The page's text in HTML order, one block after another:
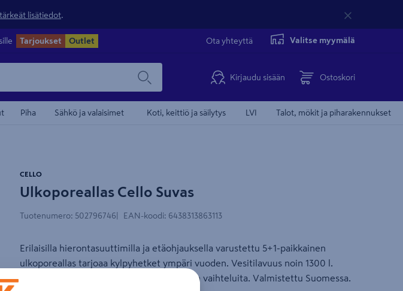
tärkeät lisätiedot
Tarjoukset Outlet Ota yhteyttä Valitse myymälä
Kirjaudu sisään Ostoskori
Piha Sähkö ja valaisimet Koti, keittiö ja säilytys LVI Talot, mökit ja piharakennukset
Suomessa
Ulkoporeallas Cello Suvas
CELLO
Tuotenumero: 502796746 EAN-koodi: 6438313863113
Erilaisilla hierontasuuttimilla ja etäohjauksella varustettu 5+1-paikkainen
ulkoporeallas tarjoaa kylpyhetket ympäri vuoden. Vesitilavuus noin 1300 l.
Materiaalit kestävät pakkasta ja lämpötilan vaihteluita. Valmistettu Suomessa.